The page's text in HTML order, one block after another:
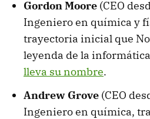
Gordon Moore (CEO
Ingeniero en química y
trayectoria inicial que
leyenda de la
lleva su nombre.
Andrew Grove (CEO
Ingeniero en química,